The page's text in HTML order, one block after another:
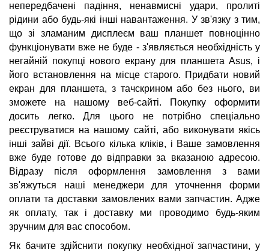
непередбачені падіння, ненавмисні удари, пролиті
рідини або будь-які інші навантаження. У зв'язку з тим,
що зі зламаним дисплеєм ваш планшет повноцінно
функціонувати вже не буде - з'являється необхідність у
негайній покупці нового екрану для планшета Asus, і
його встановлення на місце старого. Придбати новий
екран для планшета, з тачскрином або без нього, ви
зможете на нашому веб-сайті. Покупку оформити
досить легко. Для цього не потрібно спеціально
реєструватися на нашому сайті, або виконувати якісь
інші зайві дії. Всього кілька кліків, і Ваше замовлення
вже буде готове до відправки за вказаною адресою.
Відразу після оформлення замовлення з вами
зв'яжуться наші менеджери для уточнення форми
оплати та доставки замовлених вами запчастин. Адже
як оплату, так і доставку ми проводимо будь-яким
зручним для вас способом.
Як бачите здійснити покупку необхідної запчастини, у